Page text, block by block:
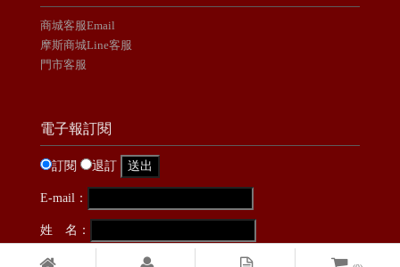
商城客服Email
摩斯商城Line客服
門市客服
電子報訂閱
訂閱 退訂
E-mail：
姓 名：